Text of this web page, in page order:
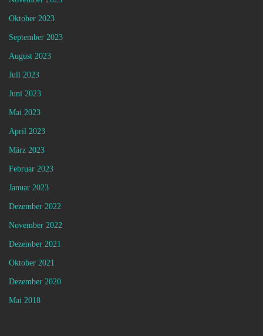
Oktober 2023
September 2023
August 2023
Juli 2023
Juni 2023
Mai 2023
April 2023
März 2023
Februar 2023
Januar 2023
Dezember 2022
November 2022
Dezember 2021
Oktober 2021
Dezember 2020
Mai 2018